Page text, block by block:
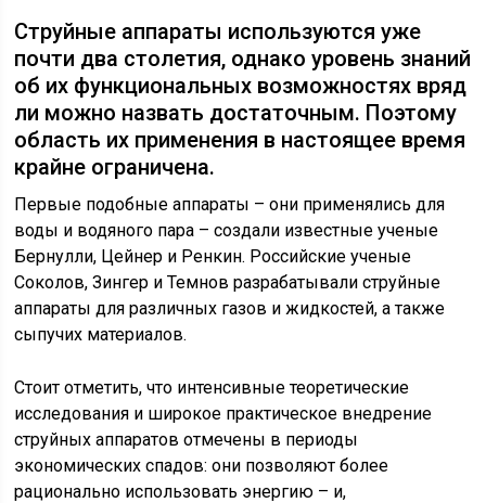
Струйные аппараты используются уже
почти два столетия, однако уровень знаний
об их функциональных возможностях вряд
ли можно назвать достаточным. Поэтому
область их применения в настоящее время
крайне ограничена.
Первые подобные аппараты – они применялись для
воды и водяного пара – создали известные ученые
Бернулли, Цейнер и Ренкин. Российские ученые
Соколов, Зингер и Темнов разрабатывали струйные
аппараты для различных газов и жидкостей, а также
сыпучих материалов.
Стоит отметить, что интенсивные теоретические
исследования и широкое практическое внедрение
струйных аппаратов отмечены в периоды
экономических спадов: они позволяют более
рационально использовать энергию – и,